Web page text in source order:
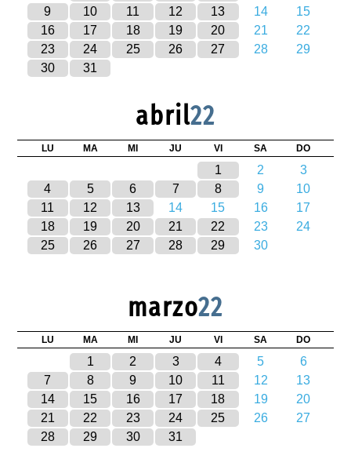
9
10 11 12 13 14
15
16
17 18 19 20 21
22
23
24 25 26 27 28
29
30
31
abril22
LU MA MI JU VI SA DO
1 2
3
4
5 6 7 8 9
10
11
12 13 14 15 16
17
18
19 20 21 22 23
24
25
26 27 28 29 30
marzo22
LU MA MI JU VI SA DO
1 2 3 4 5
6
7
8 9 10 11 12
13
14
15 16 17 18 19
20
21
22 23 24 25 26
27
28
29 30 31